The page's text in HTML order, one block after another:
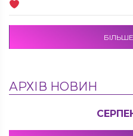
АРХІВ НОВИН